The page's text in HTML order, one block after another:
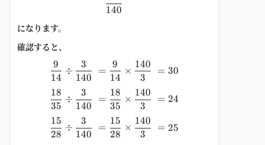
140
になります。
確認すると、
\frac{9}{14}\div\frac{3}{140}
14
9
÷
140
3
=
14
9
×
3
140
= 30
35
18
÷
140
3
=
35
18
×
3
140
= 24
28
15
÷
140
3
=
28
15
×
3
140
= 25